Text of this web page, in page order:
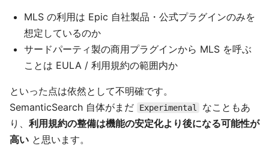
MLS の利用は Epic 自社製品・公式プラグインのみを
想定しているのか
サードパーティ製の商用プラグインから MLS を呼ぶ
ことは EULA / 利用規約の範囲内か
といった点は依然として不明確です。
SemanticSearch 自体がまだ
Experimental
なこともあ
り、 利用規約の整備は機能の安定化より後になる可能性が
高い と思います。